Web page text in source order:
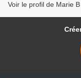
Voir le profil de Marie